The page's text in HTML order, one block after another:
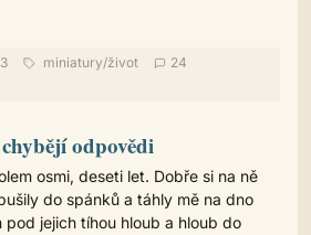
miniatury/život
24
odpovědi
osmi, deseti let. Dobře si na ně
do spánků a táhly mě na dno
pod jejich tíhou hloub a hloub do